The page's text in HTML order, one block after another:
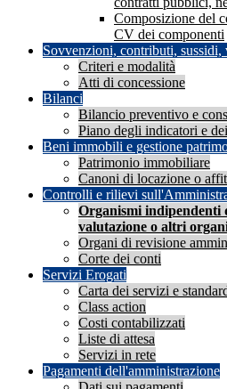
Composizione del
CV dei componenti
Sovvenzioni, contributi, sussidi,
Criteri e modalità
Atti di concessione
Bilanci
Bilancio preventivo e
Piano degli indicatori e
Beni immobili e gestione
Patrimonio immobiliare
Canoni di locazione o
Controlli e rilievi
Organismi indipendenti
valutazione o altri
Organi di revisione
Corte dei conti
Servizi Erogati
Carta dei servizi e
Class action
Costi contabilizzati
Liste di attesa
Servizi in rete
Pagamenti dell'amministrazione